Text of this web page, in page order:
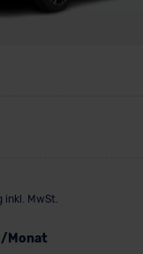
inkl. MwSt.
/Monat